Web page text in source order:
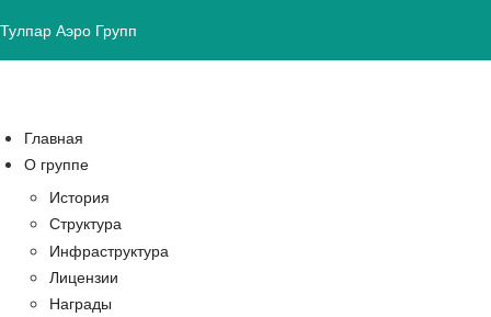
Тулпар Аэро Групп
Главная
О группе
История
Структура
Инфраструктура
Лицензии
Награды